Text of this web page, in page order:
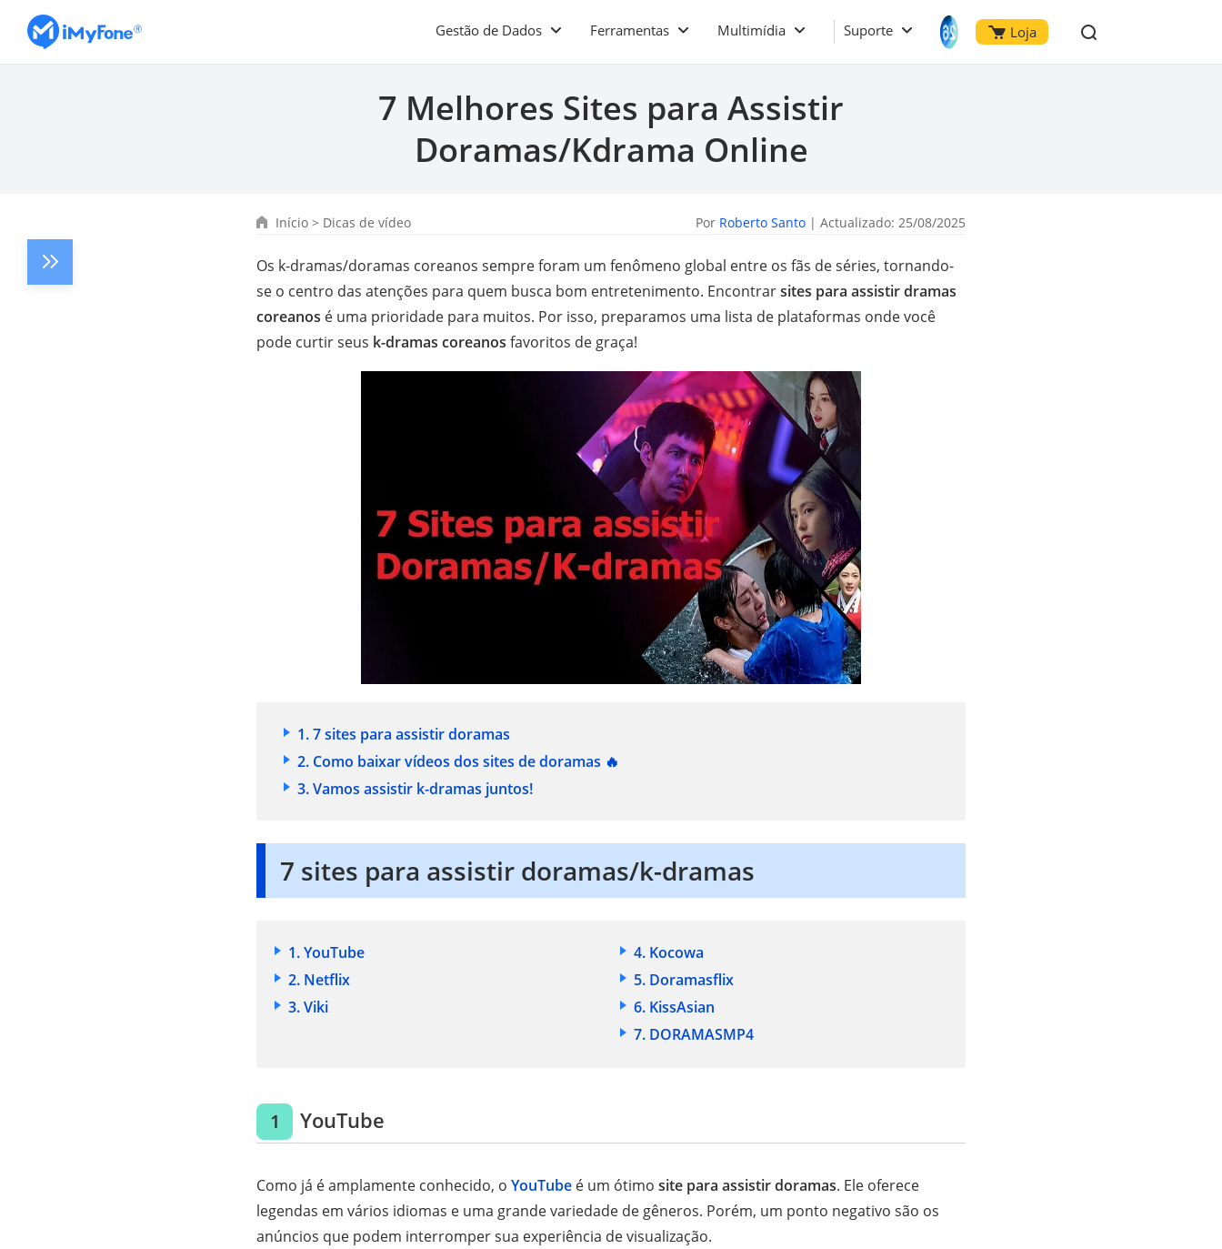
Gestão de Dados Ferramentas Multimídia Suporte Loja
7 Melhores Sites para Assistir
Doramas/Kdrama Online
Início > Dicas de vídeo Por Roberto Santo | Actualizado: 25/08/2025
Os k-dramas/doramas coreanos sempre foram um fenômeno global entre os fãs de séries, tornando-
se o centro das atenções para quem busca bom entretenimento. Encontrarsites para assistir dramas
coreanos é uma prioridade para muitos. Por isso, preparamos uma lista de plataformas onde você
pode curtir seus k-dramas coreanos favoritos de graça!
1. 7 sites para assistir doramas
2. Como baixar vídeos dos sites de doramas 🔥
3. Vamos assistir k-dramas juntos!
7 sites para assistir doramas/k-dramas
1. YouTube
2. Netflix
3. Viki
4. Kocowa
5. Doramasflix
6. KissAsian
7. DORAMASMP4
1 YouTube
Como já é amplamente conhecido, o YouTube é um ótimo site para assistir doramas. Ele oferece
legendas em vários idiomas e uma grande variedade de gêneros. Porém, um ponto negativo são os
anúncios que podem interromper sua experiência de visualização.